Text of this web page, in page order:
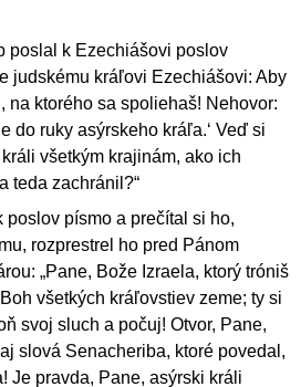
poslal k Ezechiášovi poslov
judskému kráľovi Ezechiášovi: Aby
na ktorého sa spoliehaš! Nehovor:
do ruky asýrskeho kráľa.‘ Veď si
všetkým krajinám, ako ich
teda zachránil?“
poslov písmo a prečítal si ho,
rozprestrel ho pred Pánom
„Pane, Bože Izraela, ktorý tróniš
všetkých kráľovstiev zeme; ty si
svoj sluch a počuj! Otvor, Pane,
slová Senacheriba, ktoré povedal,
Je pravda, Pane, asýrski králi